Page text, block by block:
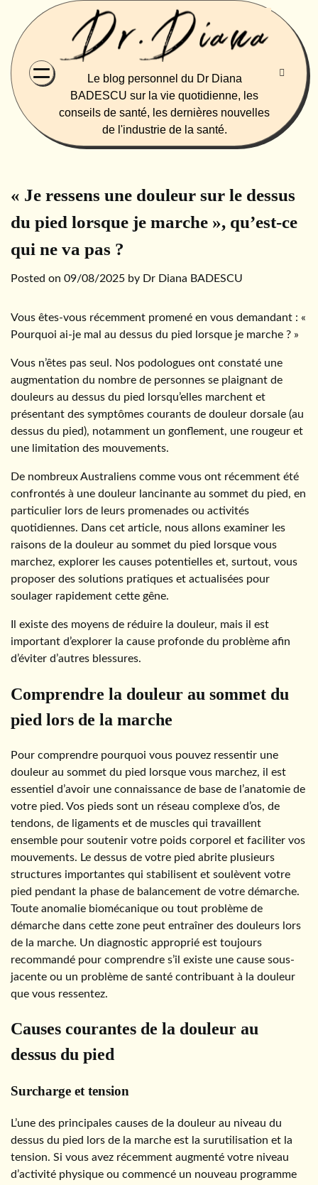
content
Le blog personnel du Dr Diana
BADESCU sur la vie quotidienne, les
conseils de santé, les dernières nouvelles
de l'industrie de la santé.
« Je ressens une douleur sur le dessus
du pied lorsque je marche », qu’est-ce
qui ne va pas ?
Posted on 09/08/2025 by Dr Diana BADESCU
Vous êtes-vous récemment promené en vous demandant : «
Pourquoi ai-je mal au dessus du pied lorsque je marche ? »
Vous n’êtes pas seul. Nos podologues ont constaté une
augmentation du nombre de personnes se plaignant de
douleurs au dessus du pied lorsqu’elles marchent et
présentant des symptômes courants de douleur dorsale (au
dessus du pied), notamment un gonflement, une rougeur et
une limitation des mouvements.
De nombreux Australiens comme vous ont récemment été
confrontés à une douleur lancinante au sommet du pied, en
particulier lors de leurs promenades ou activités
quotidiennes. Dans cet article, nous allons examiner les
raisons de la douleur au sommet du pied lorsque vous
marchez, explorer les causes potentielles et, surtout, vous
proposer des solutions pratiques et actualisées pour
soulager rapidement cette gêne.
Il existe des moyens de réduire la douleur, mais il est
important d’explorer la cause profonde du problème afin
d’éviter d’autres blessures.
Comprendre la douleur au sommet du
pied lors de la marche
Pour comprendre pourquoi vous pouvez ressentir une
douleur au sommet du pied lorsque vous marchez, il est
essentiel d’avoir une connaissance de base de l’anatomie de
votre pied. Vos pieds sont un réseau complexe d’os, de
tendons, de ligaments et de muscles qui travaillent
ensemble pour soutenir votre poids corporel et faciliter vos
mouvements. Le dessus de votre pied abrite plusieurs
structures importantes qui stabilisent et soulèvent votre
pied pendant la phase de balancement de votre démarche.
Toute anomalie biomécanique ou tout problème de
démarche dans cette zone peut entraîner des douleurs lors
de la marche. Un diagnostic approprié est toujours
recommandé pour comprendre s’il existe une cause sous-
jacente ou un problème de santé contribuant à la douleur
que vous ressentez.
Causes courantes de la douleur au
dessus du pied
Surcharge et tension
L’une des principales causes de la douleur au niveau du
dessus du pied lors de la marche est la surutilisation et la
tension. Si vous avez récemment augmenté votre niveau
d’activité physique ou commencé un nouveau programme